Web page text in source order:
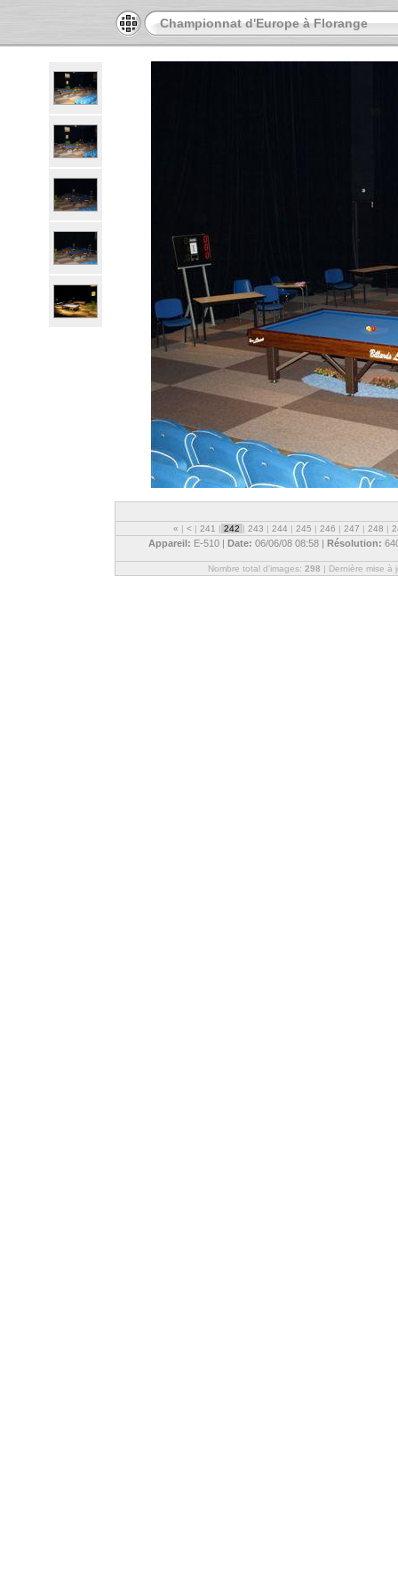
Championnat d'Europe à Florange
« | < | 241 | 242 | 243 | 244 | 245 | 246 | 247 | 248 |
Appareil: E-510 | Date: 06/06/08 08:58 | Résolution:
Nombre total d'images: 298 | Dernière mise à